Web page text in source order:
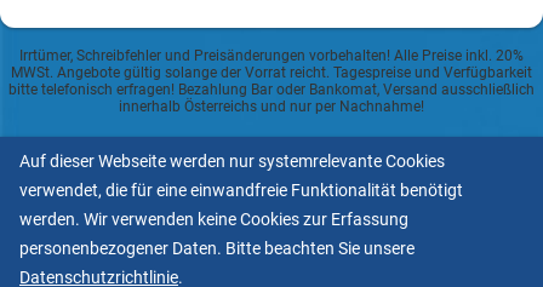
Irrtümer, Schreibfehler und Preisänderungen vorbehalten! Alle Preise inkl. 20%
MWSt. Angebote gültig solange der Vorrat reicht. Tagespreise und Verfügbarkeit
bitte telefonisch erfragen! Bezahlung Bar oder Bankomat, Versand ausschließlich
innerhalb Österreichs und nur per Nachnahme!
Datenschutzerklärung
Allgemeine Geschäftsbedingungen
Informationspflicht lt.
Auf dieser Webseite werden nur systemrelevante Cookies
verwendet, die für eine einwandfreie Funktionalität benötigt
werden. Wir verwenden keine Cookies zur Erfassung
personenbezogener Daten. Bitte beachten Sie unsere
Datenschutzrichtlinie.